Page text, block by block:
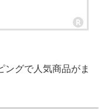
ングで人気商品がま